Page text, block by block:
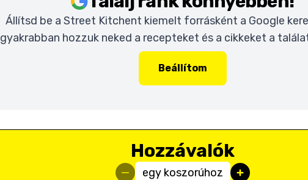
Állítsd be a Street Kitchent kiemelt forrásként a Google
gyakrabban hozzuk neked a recepteket és a cikkeket a
Beállítom
Hozzávalók
egy koszorúhoz